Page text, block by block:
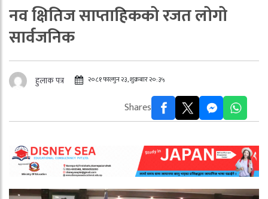
नव क्षितिज साप्ताहिकको रजत लोगो
सार्वजनिक
हुलाक पत्र २०८१ फाल्गुन २३, शुक्रबार २०:३५
Shares